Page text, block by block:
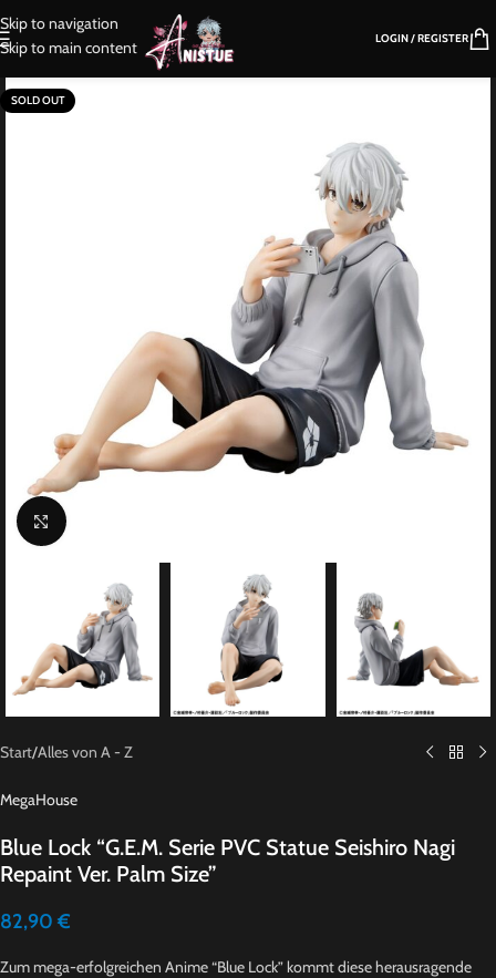
Skip to navigation
Skip to main content
LOGIN / REGISTER
SOLD OUT
Click to enlarge
Start/Alles von A - Z
MegaHouse
Blue Lock “G.E.M. Serie PVC Statue Seishiro Nagi
Repaint Ver. Palm Size”
82,90 €
Zum mega-erfolgreichen Anime “Blue Lock” kommt diese herausragende